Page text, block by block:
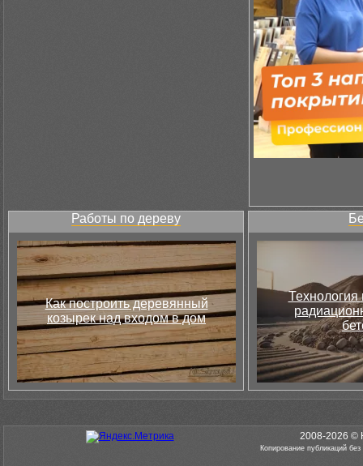
Работы по дереву
Как построить деревянный
козырек над входом в дом
Технология
2008-2026 ©
Копирование публикаций